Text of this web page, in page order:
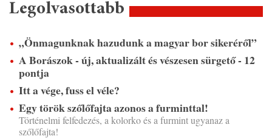
Legolvasottabb
„Önmagunknak hazudunk a magyar bor sikeréről”
A Borászok - új, aktualizált és vészesen sürgető - 12
pontja
Itt a vége, fuss el véle?
Egy török szőlőfajta azonos a furminttal!
Történelmi felfedezés, a kolorko és a furmint ugyanaz a
szőlőfajta!